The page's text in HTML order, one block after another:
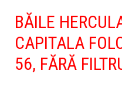
BĂILE
CAPITALA
56, FĂRĂ